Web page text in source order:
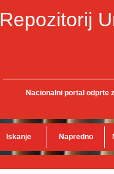
Repozitorij
Nacionalni portal odprte
Iskanje Napredno